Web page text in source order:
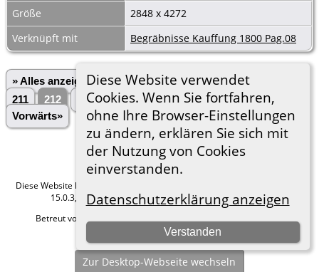
Diese Website verwendet
Cookies. Wenn Sie fortfahren,
ohne Ihre Browser-Einstellungen
zu ändern, erklären Sie sich mit
der Nutzung von Cookies
einverstanden.
Datenschutzerklärung anzeigen
Verstanden
Größe
2848 x 4272
Verknüpft mit
Begräbnisse Kauffung 1800 Pag.08
» Alles anzeigen «Zurück «1 ... 208 209
211
212 213 214 215 216 ...
3028»
Vorwärts»
Diese Website läuft mit
15.0.3, programmiert von Darrin Lythgoe © 2001-2026.
Betreut von
Hier geht es zum Impressum
Zur Desktop-Webseite wechseln